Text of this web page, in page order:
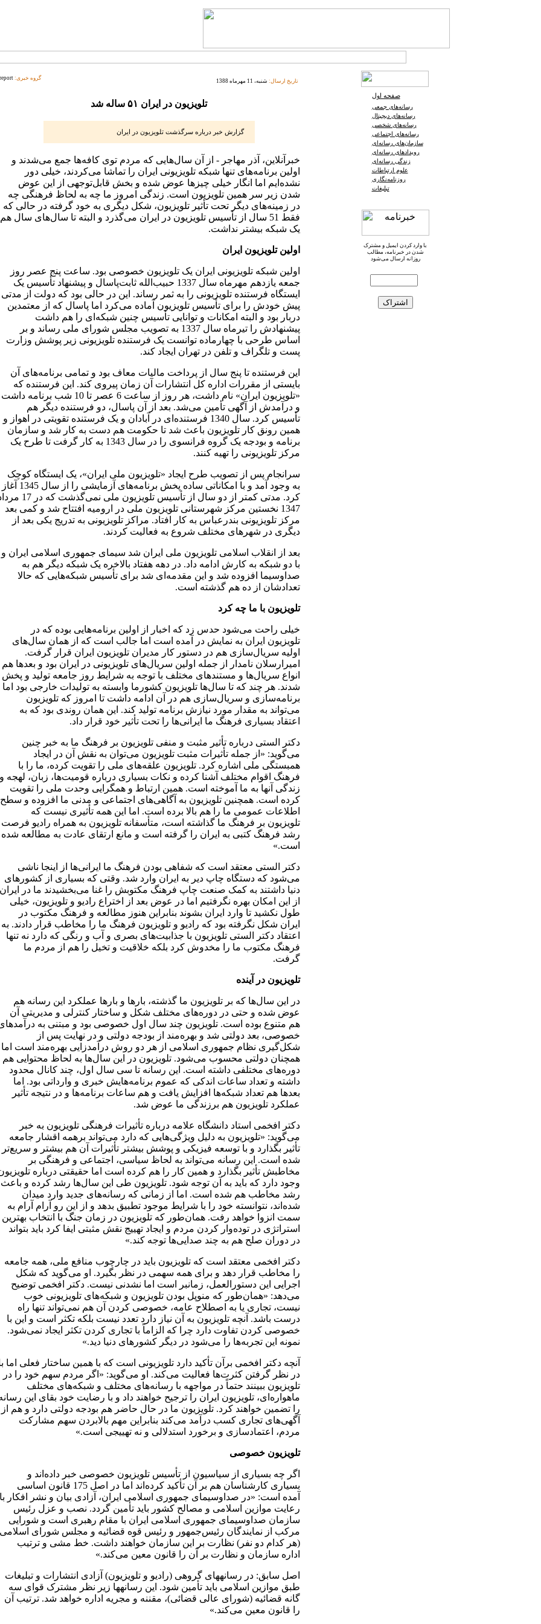
گروه خبری: تاریخ ارسال: شنبه، 11 مهرماه 1388
تلویزیون در ایران ۵۱ ساله شد
گزارش خبر درباره سرگذشت تلویزیون در ایران
خبرآنلاین، آذر مهاجر - از آن سال‌هایی که مردم توی کافه‌ها جمع می‌شدند و
اولین برنامه‌های تنها شبکه تلویزیونی ایران را تماشا می‌کردند، خیلی دور
نشده‌ایم اما انگار خیلی چیزها عوض شده و بخش قابل‌توجهی از این عوض
شدن زیر سر همین تلویزیون است. زندگی امروز ما چه به لحاظ فرهنگی چه
در زمینه‌های دیگر تحت تأثیر تلویزیون، شکل دیگری به خود گرفته در حالی که
فقط 51 سال از تأسیس تلویزیون در ایران می‌گذرد و البته تا سال‌های سال هم
یک شبکه بیشتر نداشت.
اولین تلویزیون ایران
اولین شبکه تلویزیونی ایران یک تلویزیون خصوصی بود. ساعت پنج عصر روز
جمعه یازدهم مهرماه سال 1337 حبیب‌الله ثابت‌پاسال و پیشنهاد تأسیس یک
ایستگاه فرستنده تلویزیونی را به ثمر رساند. این در حالی بود که دولت از مدتی
پیش خودش را برای تأسیس تلویزیون آماده می‌کرد اما پاسال که از معتمدین
دربار بود و البته امکانات و توانایی تأسیس چنین شبکه‌ای را هم داشت
پیشنهادش را تیرماه سال 1337 به تصویب مجلس شورای ملی رساند و بر
اساس طرحی با چهارماده توانست یک فرستنده تلویزیونی زیر پوشش وزارت
پست و تلگراف و تلفن در تهران ایجاد کند.
این فرستنده تا پنج سال از پرداخت مالیات معاف بود و تمامی برنامه‌های آن
بایستی از مقررات اداره کل انتشارات آن زمان پیروی کند. این فرستنده که
«تلویزیون ایران» نام داشت، هر روز از ساعت 6 عصر تا 10 شب برنامه داشت
و درآمدش از آگهی تأمین می‌شد. بعد از آن پاسال، دو فرستنده دیگر هم
تأسیس کرد. سال 1340 فرستنده‌ای در آبادان و یک فرستنده تقویتی در اهواز و
همین رونق کار تلویزیون باعث شد تا حکومت هم دست به کار شد و سازمان
برنامه و بودجه یک گروه فرانسوی را در سال 1343 به کار گرفت تا طرح یک
مرکز تلویزیونی را تهیه کنند.
سرانجام پس از تصویب طرح ایجاد «تلویزیون ملی ایران»، یک ایستگاه کوچک
به وجود آمد و با امکاناتی ساده پخش برنامه‌های آزمایشی را از سال 1345 آغاز
کرد. مدتی کمتر از دو سال از تأسیس تلویزیون ملی نمی‌گذشت که
1347 نخستین مرکز شهرستانی تلویزیون ملی در ارومیه افتتاح شد و کمی بعد
مرکز تلویزیونی بندرعباس به کار افتاد. مراکز تلویزیونی به تدریج یکی بعد از
دیگری در شهرهای مختلف شروع به فعالیت کردند.
بعد از انقلاب اسلامی تلویزیون ملی ایران شد سیمای جمهوری اسلامی ایران و
با دو شبکه به کارش ادامه داد. در دهه هفتاد بالاخره یک شبکه دیگر هم به
صداوسیما افزوده شد و این مقدمه‌ای شد برای تأسیس شبکه‌هایی که حالا
تعدادشان از ده هم گذشته است.
تلویزیون با ما چه کرد
خیلی راحت می‌شود حدس زد که اخبار از اولین برنامه‌هایی بوده که در
تلویزیون ایران به نمایش در آمده است اما جالب است که از همان سال‌های
اولیه سریال‌سازی هم در دستور کار مدیران تلویزیون ایران قرار گرفت.
امیرارسلان نامدار از جمله اولین سریال‌های تلویزیونی در ایران بود و بعد‌ها هم
انواع سریال‌ها و مستندهای مختلف با توجه به شرایط روز جامعه تولید و پخش
شدند. هر چند که تا سال‌ها تلویزیون کشورما وابسته به تولیدات خارجی بود اما
برنامه‌سازی و سریال‌سازی هم در آن ادامه داشت تا امروز که تلویزیون
می‌تواند به مقدار مورد نیازش برنامه تولید کند. این همان روندی بود که به
اعتقاد بسیاری فرهنگ ما ایرانی‌ها را تحت تأثیر خود قرار داد.
دکتر الستی درباره تأثیر مثبت و منفی تلویزیون بر فرهنگ ما به خبر چنین
می‌گوید: «از جمله تأثیرات مثبت تلویزیون می‌توان به نقش آن در ایجاد
همبستگی ملی اشاره کرد. تلویزیون علقه‌های ملی را تقویت کرده، ما را با
فرهنگ اقوام مختلف آشنا کرده و نکات بسیاری درباره قومیت‌ها، زبان، لهجه و
زندگی آنها به ما آموخته است. همین ارتباط و همگرایی وحدت ملی را تقویت
کرده است. همچنین تلویزیون به آگاهی‌های اجتماعی و مدنی ما افزوده و سطح
اطلاعات عمومی ما را هم بالا برده است. اما این همه تأثیری نیست که
تلویزیون بر فرهنگ ما گذاشته است، متأسفانه تلویزیون به همراه رادیو فرصت
رشد فرهنگ کتبی به ایران را گرفته است و مانع ارتقای عادت به مطالعه شده
است.»
دکتر الستی معتقد است که شفاهی بودن فرهنگ ما ایرانی‌ها از اینجا ناشی
می‌شود که دستگاه چاپ دیر به ایران وارد شد. وقتی که بسیاری از کشورهای
دنیا داشتند به کمک صنعت چاپ فرهنگ مکتوبش را غنا می‌بخشیدند ما در ایران
از این امکان بهره نگرفتیم اما در عوض بعد از اختراع رادیو و تلویزیون، خیلی
طول نکشید تا وارد ایران بشوند بنابراین هنوز مطالعه و فرهنگ مکتوب در
ایران شکل نگرفته بود که رادیو و تلویزیون فرهنگ ما را مخاطب قرار دادند. به
اعتقاد دکتر الستی تلویزیون با جذابیت‌های بصری و آب و رنگی که دارد نه تنها
فرهنگ مکتوب ما را مخدوش کرد بلکه خلاقیت و تخیل را هم از مردم ما
گرفت.
تلویزیون در آینده
در این سال‌ها که بر تلویزیون ما گذشته، بارها و بارها عملکرد این رسانه هم
عوض شده و حتی در دوره‌های مختلف شکل و ساختار کنترلی و مدیریتی آن
هم متنوع بوده است. تلویزیون چند سال اول خصوصی بود و مبتنی به
خصوصی، بعد دولتی شد و بهره‌مند از بودجه دولتی و در نهایت پس از
شکل‌گیری نظام جمهوری اسلامی از هر دو روش درآمدزایی بهره‌مند است اما
همچنان دولتی محسوب می‌شود. تلویزیون در این سال‌ها به لحاظ محتوایی هم
دوره‌های مختلفی داشته است. این رسانه تا سی سال اول، چند کانال محدود
داشته و تعداد ساعات اندکی که عموم برنامه‌هایش خبری و وارداتی بود. اما
بعدها هم تعداد شبکه‌ها افزایش یافت و هم ساعات برنامه‌ها و در نتیجه تأثیر
عملکرد تلویزیون هم برزندگی ما عوض شد.
دکتر افخمی استاد دانشگاه علامه درباره تأثیرات فرهنگی تلویزیون به خبر
می‌گوید: «تلویزیون به دلیل ویژگی‌هایی که دارد می‌تواند برهمه اقشار جامعه
تأثیر بگذارد و با توسعه فیزیکی و پوشش بیشتر تأثیرات آن هم بیشتر و سریع‌تر
شده است. این رسانه می‌تواند به لحاظ سیاسی، اجتماعی و فرهنگی بر
مخاطبش تأثیر بگذارد و همین کار را هم کرده است اما حقیقتی درباره
وجود دارد که باید به آن توجه شود. تلویزیون طی این سال‌ها رشد کرده و باعث
رشد مخاطب هم شده است. اما از زمانی که رسانه‌های جدید وارد میدان
شده‌اند، نتوانسته خود را با شرایط موجود تطبیق بدهد و از این رو آرام آرام به
سمت انزوا خواهد رفت. همان‌طور که تلویزیون در زمان جنگ با انتخاب بهترین
استراتژی در توده‌وار کردن مردم و ایجاد تهییج نقش مثبتی ایفا کرد باید بتواند
در دوران صلح هم به چند صدایی‌ها توجه کند.»
دکتر افخمی معتقد است که تلویزیون باید در چارچوب منافع ملی، همه جامعه
را مخاطب قرار دهد و برای همه سهمی در نظر بگیرد. او می‌گوید که شکل
اجرایی این دستورالعمل، زمانبر است اما نشدنی نیست. دکتر افخمی توضیح
می‌دهد: «همان‌طور که منوپل بودن تلویزیون و شبکه‌های تلویزیونی خوب
نیست، تجاری یا به اصطلاح عامه، خصوصی کردن آن هم نمی‌تواند تنها راه
درست باشد. آنچه تلویزیون به آن نیاز دارد تعدد نیست بلکه تکثر است و این با
خصوصی کردن تفاوت دارد چرا که الزاماً با تجاری کردن تکثر ایجاد نمی‌شود.
نمونه این تجربه‌ها را می‌شود در دیگر کشورهای دنیا دید.»
آنچه دکتر افخمی برآن تأکید دارد تلویزیونی است که با همین ساختار فعلی اما
در نظر گرفتن کثرت‌ها فعالیت می‌کند. او می‌گوید: «اگر مردم سهم خود را در
تلویزیون ببینند حتماً در مواجهه با رسانه‌های مختلف و شبکه‌های مختلف
ماهواره‌ای، تلویزیون ایران را ترجیح خواهند داد و با رضایت خود بقای این
را تضمین خواهند کرد. تلویزیون ما در حال حاضر هم بودجه دولتی دارد و هم از
آگهی‌های تجاری کسب درآمد می‌کند بنابراین مهم بالابردن سهم مشارکت
مردم، اعتماد‌سازی و برخورد استدلالی و نه تهییجی است.»
تلویزیون خصوصی
اگر چه بسیاری از سیاسیون از تأسیس تلویزیون خصوصی خبر داده‌اند و
بسیاری کارشناسان هم بر آن تأکید کرده‌اند اما در اصل 175 قانون اساسی
آمده است: «در صداوسیمای جمهوری اسلامی ایران، آزادی بیان و نشر افکار با
رعایت موازین اسلامی و مصالح کشور باید تأمین گردد. نصب و عزل رئیس
سازمان صداوسیمای جمهوری اسلامی ایران با مقام رهبری است و شورایی
مرکب از نمایندگان رئیس‌جمهور و رئیس قوه قضائیه و مجلس شورای اسلامی
(هر کدام دو نفر) نظارت بر این سازمان خواهند داشت. خط مشی و ترتیب
اداره سازمان و نظارت بر آن را قانون معین می‌کند.»
اصل سابق‏‏‏‏: در رسانه‏های گروهی (رادیو و تلویزیون) آزادی انتشارات و تبلیغات
طبق موازین اسلامی باید تأمین شود. این رسانه‏ها زیر نظر مشترک قوای سه
گانه قضائیه (شورای عالی قضائی)، مقننه و مجریه اداره خواهد شد. ترتیب آن
را قانون معین می‌کند.»
صفحه اول
رسانه‌های جمعی
رسانه‌های دیجیتال
رسانه‌های شخصی
رسانه‌های اجتماعی
سازمان‌های رسانه‌ای
رویدادهای رسانه‌ای
زندگی رسانه‌ای
علوم ارتباطات
روزنامه‌نگاری
تبلیغات
با وارد کردن ایمیل و مشترک
شدن در خبرنامه، مطالب
روزانه ارسال می‌شود